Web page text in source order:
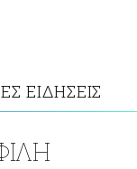
ΕΙΔΗΣΕΙΣ